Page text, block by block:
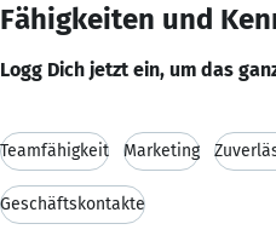
Fähigkeiten und
Logg Dich jetzt ein, um das
Teamfähigkeit Marketing
Geschäftskontakte